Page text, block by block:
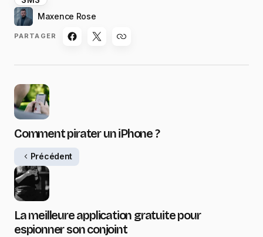
Maxence Rose
PARTAGER
Comment pirater un iPhone ?
Précédent
La meilleure application gratuite pour
espionner son conjoint